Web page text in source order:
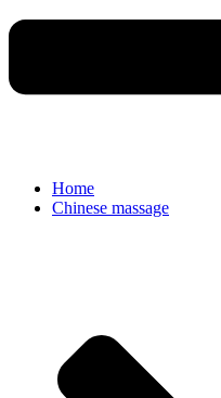
Home
Chinese massage